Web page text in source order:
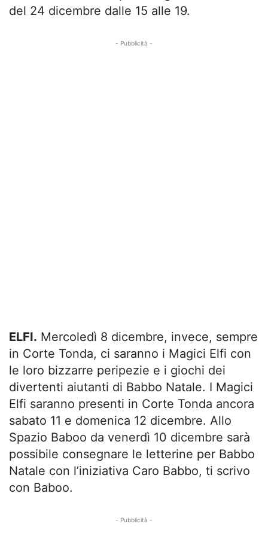
del 24 dicembre dalle 15 alle 19.
- Pubblicità -
ELFI. Mercoledì 8 dicembre, invece, sempre
in Corte Tonda, ci saranno i Magici Elfi con
le loro bizzarre peripezie e i giochi dei
divertenti aiutanti di Babbo Natale. I Magici
Elfi saranno presenti in Corte Tonda ancora
sabato 11 e domenica 12 dicembre. Allo
Spazio Baboo da venerdì 10 dicembre sarà
possibile consegnare le letterine per Babbo
Natale con l’iniziativa Caro Babbo, ti scrivo
con Baboo.
- Pubblicità -